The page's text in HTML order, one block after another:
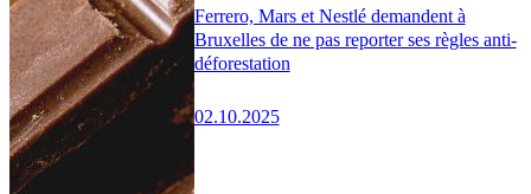
Ferrero, Mars et Nestlé demandent à
Bruxelles de ne pas reporter ses règles anti-
déforestation
02.10.2025